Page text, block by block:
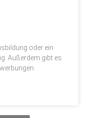
oder ein
Außerdem gibt es